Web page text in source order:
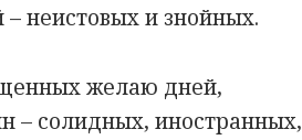
неистовых и знойных.
желаю дней,
– солидных, иностранных,